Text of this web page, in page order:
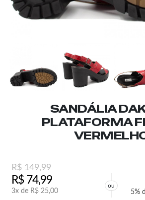
SANDÁLIA
PLATAFORMA
R$149,99
R$74,99
3x de R$ 25,00
ou
5%